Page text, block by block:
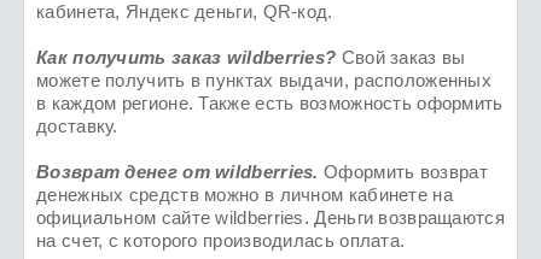
кабинета, Яндекс деньги, QR-код.
Как получить заказ wildberries? Свой заказ вы
можете получить в пунктах выдачи, расположенных
в каждом регионе. Также есть возможность оформить
доставку.
Возврат денег отwildberries. Оформить возврат
денежных средств можно в личном кабинете на
официальном сайте wildberries. Деньги возвращаются
на счет, с которого производилась оплата.